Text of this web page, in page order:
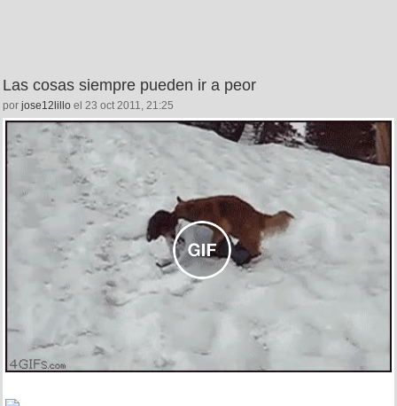
Las cosas siempre pueden ir a peor
por jose12lillo el 23 oct 2011, 21:25